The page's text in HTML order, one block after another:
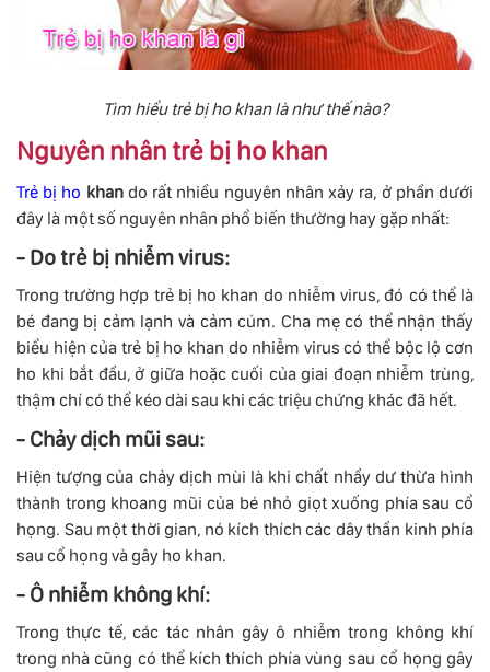
Tìm hiểu trẻ bị ho khan là như thế nào?
Nguyên nhân trẻ bị ho khan
Trẻ bị ho khando rất nhiều nguyên nhân xảy ra, ở phần dưới
đây là một số nguyên nhân phổ biến thường hay gặp nhất:
- Do trẻ bị nhiễm virus:
Trong trường hợp trẻ bị ho khan do nhiễm virus, đó có thể là
bé đang bị cảm lạnh và cảm cúm. Cha mẹ có thể nhận thấy
biểu hiện của trẻ bị ho khan do nhiễm virus có thể bộc lộ cơn
ho khi bắt đầu, ở giữa hoặc cuối của giai đoạn nhiễm trùng,
thậm chí có thể kéo dài sau khi các triệu chứng khác đã hết.
- Chảy dịch mũi sau:
Hiện tượng của chảy dịch mùi là khi chất nhầy dư thừa hình
thành trong khoang mũi của bé nhỏ giọt xuống phía sau cổ
họng. Sau một thời gian, nó kích thích các dây thần kinh phía
sau cổ họng và gây ho khan.
- Ô nhiễm không khí:
Trong thực tế, các tác nhân gây ô nhiễm trong không khí
trong nhà cũng có thể kích thích phía vùng sau cổ họng gây